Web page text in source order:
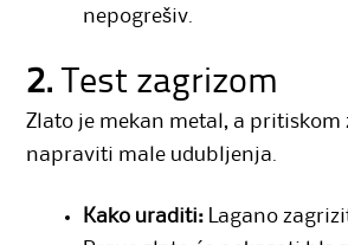
nepogrešiv.
2. Test zagrizom
Zlato je mekan metal, a pritiskom
napraviti male udubljenja.
Kako uraditi: Lagano